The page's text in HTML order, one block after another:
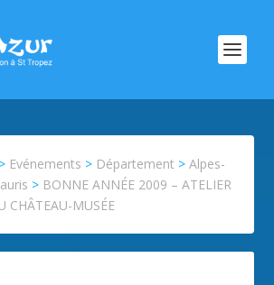
> Evénements > Département >Alpes-
> BONNE ANNÉE 2009 – ATELIER
CHÂTEAU-MUSÉE